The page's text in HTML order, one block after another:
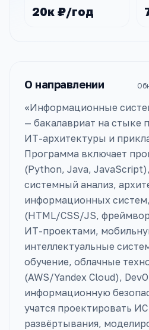
20к ₽/год
О направлении
«Информационные
— бакалавриат на стыке
ИТ-архитектуры и
Программа включает
(Python, Java,
системный анализ,
информационных
(HTML/CSS/JS,
ИТ-проектами,
интеллектуальные
обучение, облачные
(AWS/Yandex Cloud),
информационную
учатся проектировать
развёртывания,